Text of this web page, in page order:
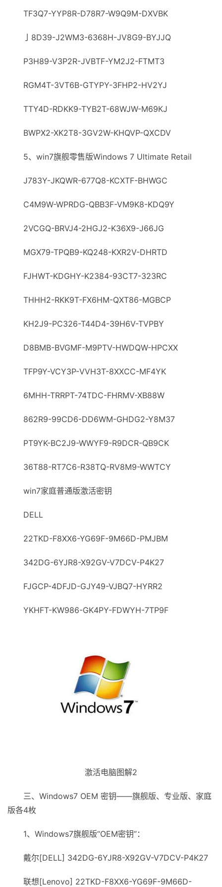
TF3Q7-YYP8R-D78R7-W9Q9M-DXVBK
亅8D39-J2WM3-6368H-JV8G9-BYJJQ
P3H89-V3Р2R-JVBTF-YM2J2-FTMT3
RGM4T-3VT6B-GTYPY-3FHP2-HV2YJ
TTY4D-RDKK9-TYB2T-68WJW-M69КJ
BWPX2-XK2T8-3GV2W-KHQVP-QXCDV
5、win7旗舰零售版Windows 7 Ultimate Retail
J783Y-JKQWR-677Q8-KCXTF-BHWGC
C4M9W-WPRDG-QBB3F-VM9K8-KDQ9Y
2VCGQ-BRVJ4-2HGJ2-K36X9-J66JG
MGX79-TPQB9-KQ248-KXR2V-DHRTD
FJHWT-KDGHY-K2384-93CT7-323RC
THHH2-RKK9T-FX6HM-QXT86-MGBCP
KH2J9-PC326-T44D4-39H6V-TVPBY
D8BMB-BVGMF-M9PTV-HWDQW-HPCXX
TFP9Y-VCY3Р-VVH3T-8XXCC-MF4YK
6MHH-TRRPT-74TDC-FHRMV-XB88W
862R9-99CD6-DD6WM-GHDG2-Y8M37
PT9YK-BC2J9-WWYF9-R9DCR-QB9CK
36T88-RT7C6-R38TQ-RV8M9-WWTCY
win7家庭普通版激活密钥
DELL
22TKD-F8XX6-YG69F-9M66D-PMJBM
342DG-6YJR8-X92GV-V7DCV-P4K27
FJGCP-4DFJD-GJY49-VJBQ7-HYRR2
YKHFT-KW986-GK4РY-FDWYH-7TP9F
激活电脑图解2
三、Windows7 OEM 密钥——旗舰版、专业版、家庭
版各4枚
1、Windows7旗舰版“OEM密钥”：
戴尔[DELL] 342DG-6YJR8-X92GV-V7DCV-P4K27
联想[Lenovo] 22TKD-F8XX6-YG69F-9M66D-